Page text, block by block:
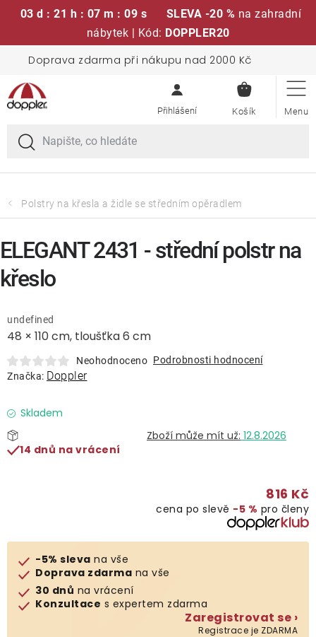
03 d : 21 h : 07 m : 09 s SLEVA -20 % na zahradní
nábytek | Kód: DOPPLER20
obsah
Doprava zdarma při nákupu nad 2000 Kč
KOŠÍK
Sedací soupravy
Slunečníky
Křesla a židle
Lavice a houpačky
Lehátka
Doplňky
Deštníky
Gastro produkty
Klub výhod
Polstry na křesla a židle se středním opěradlem
48 × 110 cm, tloušťka 6 cm
undefined
Neohodnoceno Podrobnosti hodnocení
Značka: Doppler
Skladem
12.8.2026
14 dnů na vrácení
816 Kč
cena po slevě −5 % pro členy
-5% sleva na vše
Doprava zdarma na vše
30 dnů na vrácení
Konzultace s expertem zdarma
Zaregistrovat se ›
Registrace je ZDARMA
ELEGANT 2431 - střední polstr na
křeslo